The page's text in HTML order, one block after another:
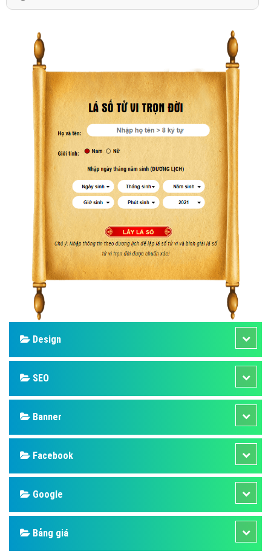
Design
SEO
Banner
Facebook
Google
Bảng giá